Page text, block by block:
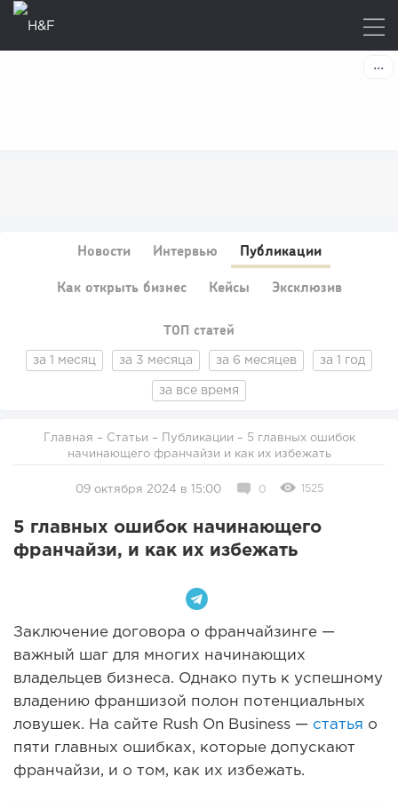
Новости Интервью Публикации
Как открыть бизнес Кейсы Эксклюзив
ТОП статей
за 1 месяц за 3 месяца за 6 месяцев за 1 год
за все время
Главная – Статьи – Публикации
начинающего франчайзи и как их избежать
09 октября 2024 в 15:00 0 1525
5 главных ошибок начинающего
франчайзи, и как их избежать
Заключение договора о франчайзинге —
важный шаг для многих начинающих
владельцев бизнеса. Однако путь к успешному
владению франшизой полон потенциальных
ловушек. На сайте Rush On Business — статья о
пяти главных ошибках, которые допускают
франчайзи, и о том, как их избежать.